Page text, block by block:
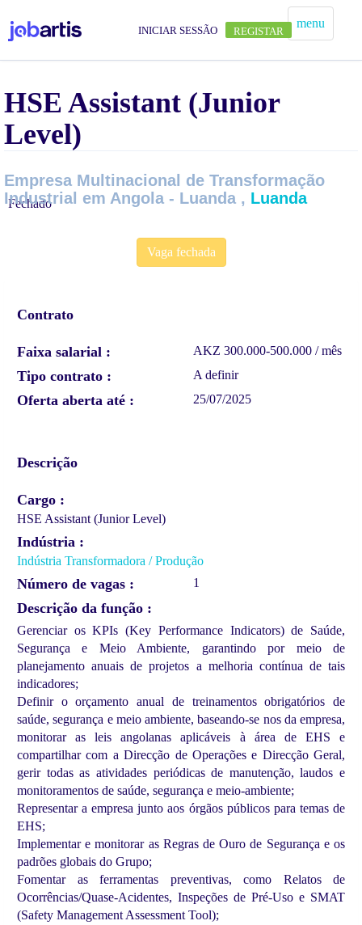
menu
INICIAR SESSÃO REGISTAR
HSE Assistant (Junior
Level)
Empresa Multinacional de Transformação
Industrial em Angola - Luanda , Luanda
Fechado
Vaga fechada
Contrato
Faixa salarial AKZ 300.000-500.000 / mês
Tipo contrato A definir
Oferta aberta até 25/07/2025
Descrição
Cargo
HSE Assistant (Junior Level)
Indústria
Indústria Transformadora / Produção
Número de vagas 1
Descrição da função
Gerenciar os KPIs (Key Performance Indicators) de Saúde,
Segurança e Meio Ambiente, garantindo por meio de
planejamento anuais de projetos a melhoria contínua de tais
indicadores;
Definir o orçamento anual de treinamentos obrigatórios de
saúde, segurança e meio ambiente, baseando-se nos da empresa,
monitorar as leis angolanas aplicáveis à área de EHS e
compartilhar com a Direcção de Operações e Direcção Geral,
gerir todas as atividades periódicas de manutenção, laudos e
monitoramentos de saúde, segurança e meio-ambiente;
Representar a empresa junto aos órgãos públicos para temas de
EHS;
Implementar e monitorar as Regras de Ouro de Segurança e os
padrões globais do Grupo;
Fomentar as ferramentas preventivas, como Relatos de
Ocorrências/Quase-Acidentes, Inspeções de Pré-Uso e SMAT
(Safety Management Assessment Tool);